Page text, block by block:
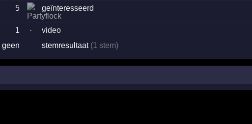
5 geïnteresseerd
1 ·
video
geen
stemresultaat (1 stem)